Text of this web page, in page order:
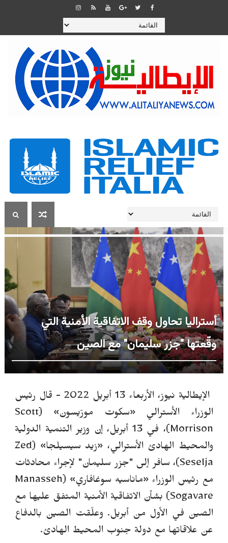
أستراليا تحاول وقف الاتفاقية الأمنية التي
وقّعتها "جزر سليمان" مع الصين
الإيطالية نيوز، الأربعاء 13 أبريل 2022 - قال رئيس
الوزراء الأسترالي «سكوت مور
يسون» (Scott
Morrison)، في 13 أبريل، إن وزير التنمية الدولية
والمحيط الهادئ الأسترالي، «زيد سيسيلجا» (Zed
Seselja)، سافر إلى "جزر سليمان" لإجراء محادثات
مع رئيس الوزراء «ماناسيه سوغافاري» (Manasseh
Sogavare) بشأن الاتفاقية الأمنية المتفق عليها مع
الصين في الأول من أبريل. وعلقت الصين بالدفاع
عن علاقاتها مع دولة جنوب المحيط الهادئ.